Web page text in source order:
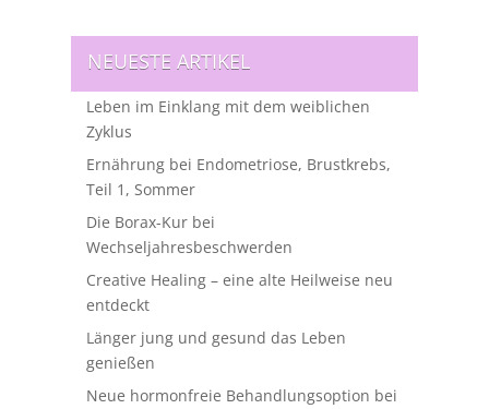
NEUESTE ARTIKEL
Leben im Einklang mit dem weiblichen
Zyklus
Ernährung bei Endometriose, Brustkrebs,
Teil 1, Sommer
Die Borax-Kur bei
Wechseljahresbeschwerden
Creative Healing – eine alte Heilweise neu
entdeckt
Länger jung und gesund das Leben
genießen
Neue hormonfreie Behandlungsoption bei